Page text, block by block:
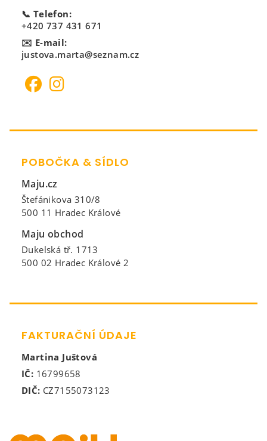
📞 Telefon:
+420 737 431 671
✉️ E-mail:
justova.marta@seznam.cz
POBOČKA & SÍDLO
Maju.cz
Štefánikova 310/8
500 11 Hradec Králové
Maju obchod
Dukelská tř. 1713
500 02 Hradec Králové 2
FAKTURAČNÍ ÚDAJE
Martina Juštová
IČ: 16799658
DIČ: CZ7155073123